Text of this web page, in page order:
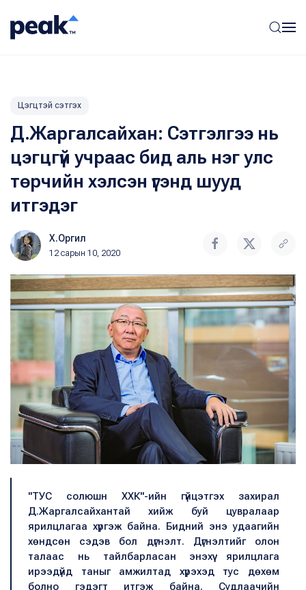
Цэгцтэй сэтгэх
Д.Жаргалсайхан: Сэтгэлгээ нь
цэгцгүй учраас бид аль нэг улс
төрчийн хэлсэн үгэнд шууд
итгэдэг
Х.Оргил
12 сарын 10, 2020
"ТУС солюшн ХХК"-ийн гүйцэтгэх захирал
Д.Жаргалсайхантай хийж буй цувралаар
ярилцлагаа хүргэж байна. Бидний энэ удаагийн
хөндсөн сэдэв бол дүгнэлт. Дүгнэлтийг олон
талаас нь тайлбарласан энэхүү ярилцлага
ирээдүйд таныг амжилтад хүрэхэд тус дөхөм
болно гэдэгт итгэж байна. Судлаачийн